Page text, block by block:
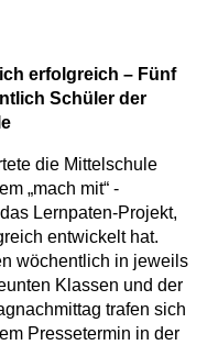
erfolgreich – Fünf
Schüler der
die Mittelschule
„mach mit“ -
Lernpaten-Projekt,
entwickelt hat.
wöchentlich in jeweils
Klassen und der
trafen sich
Pressetermin in der